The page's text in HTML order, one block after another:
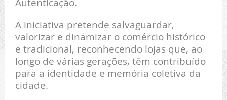
A iniciativa pretende salvaguardar,
valorizar e dinamizar o comércio histórico
e tradicional, reconhecendo lojas que, ao
longo de várias gerações, têm contribuído
para a identidade e memória coletiva da
cidade.